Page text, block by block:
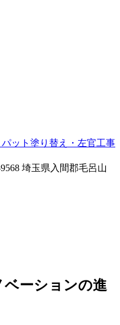
ーションの進